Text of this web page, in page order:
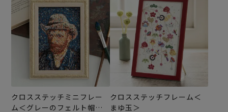
クロスステッチミニフレー
ム＜グレーのフェルト帽の
クロスステッチフレーム＜
まゆ玉＞